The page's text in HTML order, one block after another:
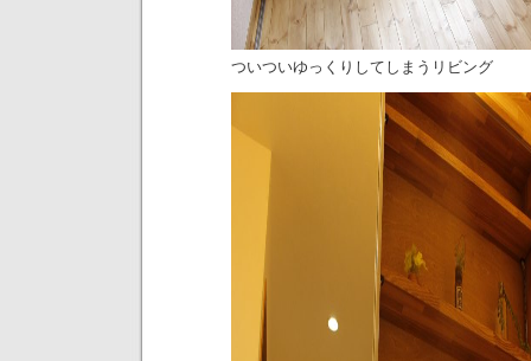
ついついゆっくりしてしまうリビング